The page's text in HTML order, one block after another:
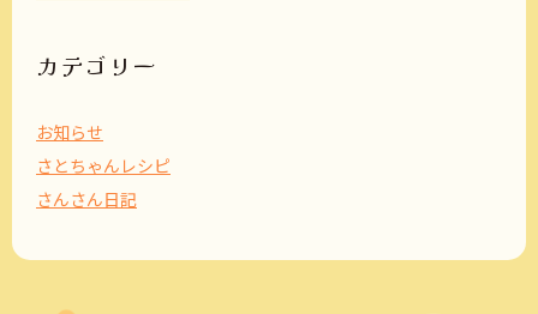
ブ
カテゴリー
お知らせ
さとちゃんレシピ
さんさん日記